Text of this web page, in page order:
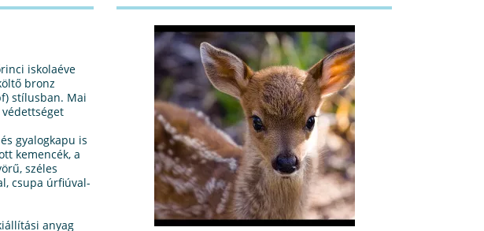
iskolaéve
bronz
stílusban. Mai
gyalogkapu is
kemencék, a
széles
csupa úrfiúval-
anyag